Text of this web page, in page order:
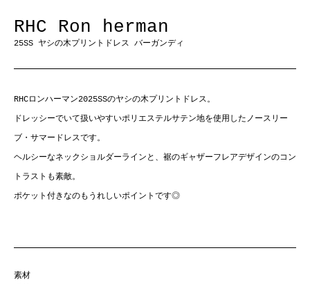
RHC Ron herman
25SS ヤシの木プリントドレス バーガンディ
RHCロンハーマン2025SSのヤシの木プリントドレス。
ドレッシーでいて扱いやすいポリエステルサテン地を使用したノースリー
ブ・サマードレスです。
ヘルシーなネックショルダーラインと、裾のギャザーフレアデザインのコン
トラストも素敵。
ポケット付きなのもうれしいポイントです◎
素材